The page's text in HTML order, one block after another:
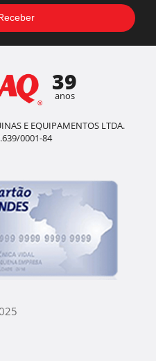
39
anos
E EQUIPAMENTOS LTDA.
0001-84